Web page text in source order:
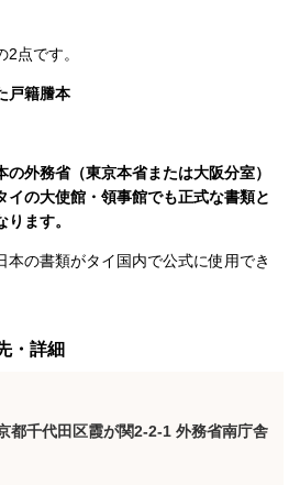
点です。
戸籍謄本
の外務省（東京本省または大阪分室）
イの大使館・領事館でも正式な書類と
ます。
本の書類がタイ国内で公式に使用でき
・詳細
都千代田区霞が関2-2-1 外務省南庁舎